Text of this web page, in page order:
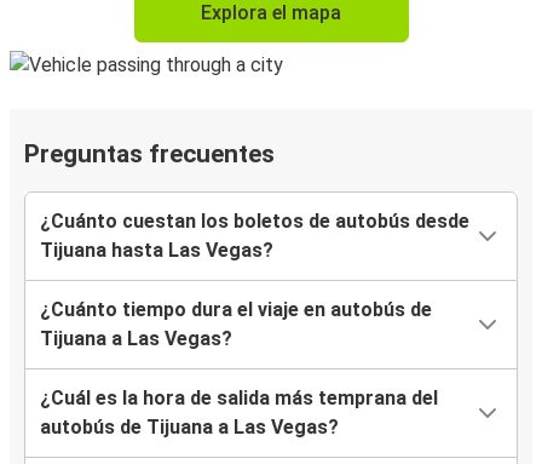
Explora el mapa
Preguntas frecuentes
¿Cuánto cuestan los boletos de autobús desde
Tijuana hasta Las Vegas?
¿Cuánto tiempo dura el viaje en autobús de
Tijuana a Las Vegas?
¿Cuál es la hora de salida más temprana del
autobús de Tijuana a Las Vegas?